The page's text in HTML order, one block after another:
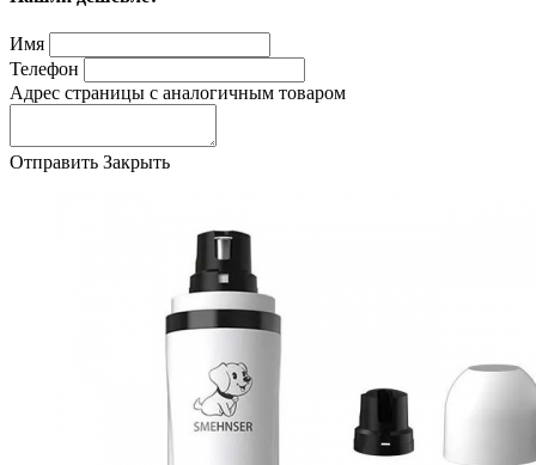
Имя
Телефон
Адрес страницы с аналогичным товаром
Отправить Закрыть